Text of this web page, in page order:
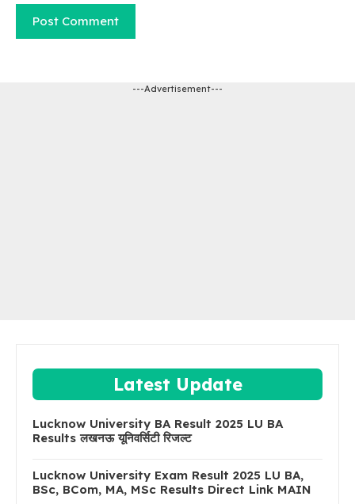
---Advertisement---
Latest Update
Lucknow University BA Result 2025 LU BA
Results लखनऊ यूनिवर्सिटी रिजल्ट
Lucknow University Exam Result 2025 LU BA,
BSc, BCom, MA, MSc Results Direct Link MAIN